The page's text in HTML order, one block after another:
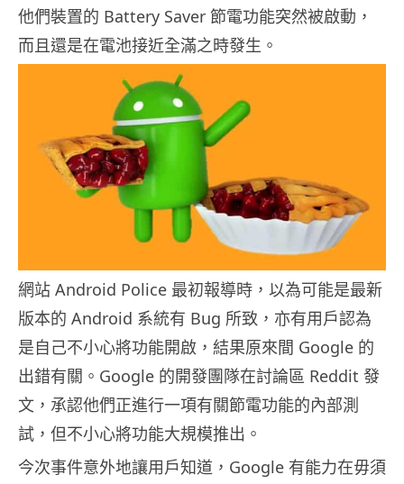
他們裝置的 Battery Saver 節電功能突然被啟動，
而且還是在電池接近全滿之時發生。
網站 Android Police 最初報導時，以為可能是最新
版本的 Android 系統有 Bug 所致，亦有用戶認為
是自己不小心將功能開啟，結果原來間 Google 的
出錯有關。Google 的開發團隊在討論區 Reddit 發
文，承認他們正進行一項有關節電功能的內部測
試，但不小心將功能大規模推出。
今次事件意外地讓用戶知道，Google 有能力在毋須